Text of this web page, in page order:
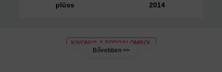
plüss
2014
Bővebben >>
KIVONVA A FORGALOMBÓL